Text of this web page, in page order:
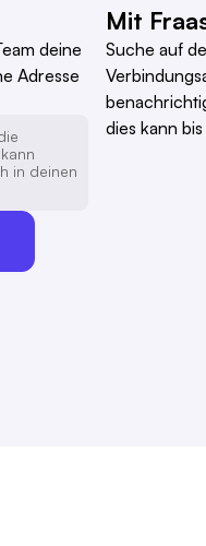
deine
Adresse
in deinen
Mit
Suche auf
dies kann